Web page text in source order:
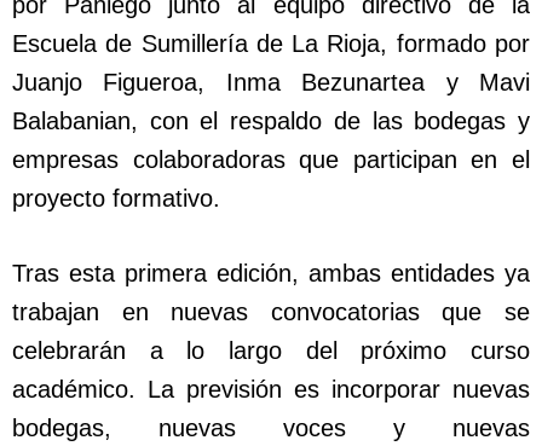
Escuela de Sumillería de La Rioja, formado por
Juanjo Figueroa, Inma Bezunartea y Mavi
Balabanian, con el respaldo de las bodegas y
empresas colaboradoras que participan en el
proyecto formativo.
Tras esta primera edición, ambas entidades ya
trabajan en nuevas convocatorias que se
celebrarán a lo largo del próximo curso
académico. La previsión es incorporar nuevas
bodegas, nuevas voces y nuevas